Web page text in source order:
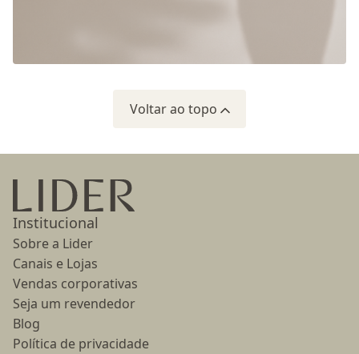
Voltar ao topo
Ir para a página inicial
Institucional
Sobre a Lider
Canais e Lojas
Vendas corporativas
Seja um revendedor
Blog
Política de privacidade